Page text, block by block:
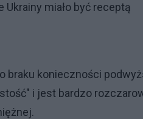
miało być receptą
braku konieczności
i jest bardzo